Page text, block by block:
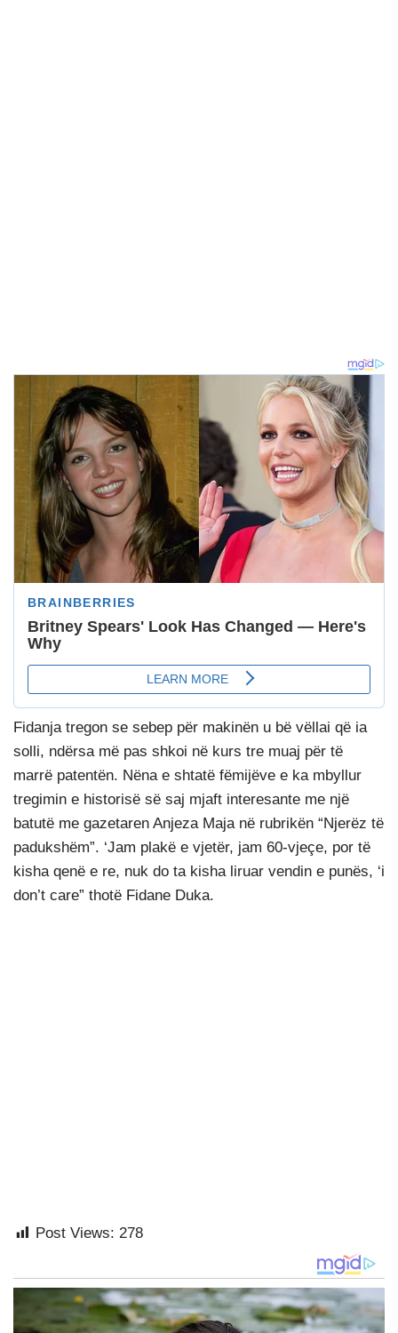
Fidanja tregon se sebep për makinën u bë vëllai që ia
solli, ndërsa më pas shkoi në kurs tre muaj për të
marrë patentën. Nëna e shtatë fëmijëve e ka mbyllur
tregimin e historisë së saj mjaft interesante me një
batutë me gazetaren Anjeza Maja në rubrikën “Njerëz të
padukshëm”. ‘Jam plakë e vjetër, jam 60-vjeçe, por të
kisha qenë e re, nuk do ta kisha liruar vendin e punës, ‘i
don’t care” thotë Fidane Duka.
Post Views: 278